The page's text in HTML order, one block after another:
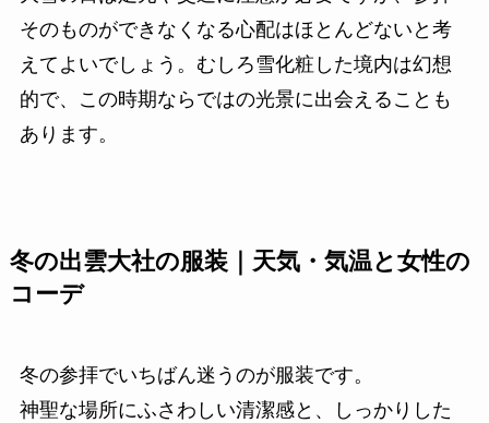
そのものができなくなる心配はほとんどないと考
えてよいでしょう。むしろ雪化粧した境内は幻想
的で、この時期ならではの光景に出会えることも
あります。
冬の出雲大社の服装｜天気・気温と女性の
コーデ
冬の参拝でいちばん迷うのが服装です。
神聖な場所にふさわしい清潔感と、しっかりした